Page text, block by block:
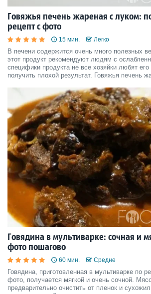
Говяжья печень жареная с луком:
рецепт с фото
15 мин. Легко
В печени содержится очень много полезных
этот продукт рекомендуют людям с
специфики продукта не все хозяйки любят его
получить плохой результат. Говяжья печень
поможет легко его приготовить.
Говядина в мультиварке: сочная и
фото пошагово
60 мин. Средне
Говядина, приготовленная в мультиварке по
фото, получается мягкой и очень сочной.
предварительно очистить от пленок и